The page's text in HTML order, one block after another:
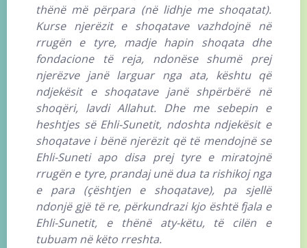
thënë më përpara (në lidhje me shoqatat).
Kurse njerëzit e shoqatave vazhdojnë në
rrugën e tyre, madje hapin shoqata dhe
fondacione të reja, ndonëse shumë prej
njerëzve janë larguar nga ata, kështu që
ndjekësit e shoqatave janë shpërbërë në
shoqëri, lavdi Allahut. Dhe me sebepin e
heshtjes së Ehli-Sunetit, ndoshta ndjekësit e
shoqatave i bënë njerëzit që të mendojnë se
Ehli-Suneti apo disa prej tyre e miratojnë
rrugën e tyre, prandaj unë dua ta rishikoj nga
e para (çështjen e shoqatave), pa sjellë
ndonjë gjë të re, përkundrazi kjo është fjala e
Ehli-Sunetit, e thënë aty-këtu, të cilën e
tubuam në këto rreshta.